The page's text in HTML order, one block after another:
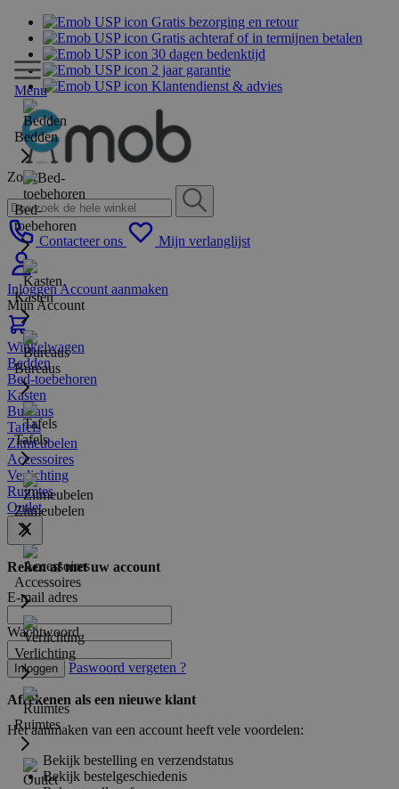
Gratis bezorging en retour
Gratis achteraf of in termijnen betalen
30 dagen bedenktijd
2 jaar garantie
Klantendienst & advies
Zoek
Contacteer ons Mijn verlanglijst
InloggenAccount aanmaken
Mijn Account
Winkelwagen
Menu
Bedden
Bed-
toebehoren
Kasten
Bureaus
Tafels
Zitmeubelen
Accessoires
Verlichting
Ruimtes
Bedden
Bed-toebehoren
Kasten
Bureaus
Tafels
Zitmeubelen
Accessoires
Verlichting
Ruimtes
Outlet
Reken af met uw account
E-mail adres
Wachtwoord
Inloggen Paswoord vergeten ?
Afrekenen als een nieuwe klant
Het aanmaken van een account heeft vele voordelen:
Bekijk bestelling en verzendstatus
Bekijk bestelgeschiedenis